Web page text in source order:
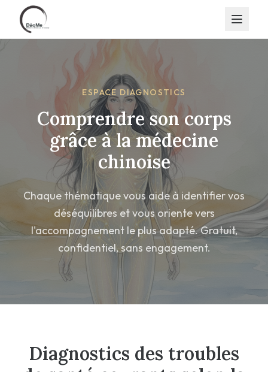
ESPACE DIAGNOSTICS
Comprendre son corps
grâce à la médecine
chinoise
Chaque thématique vous aide à identifier vos
déséquilibres et vous oriente vers
l'accompagnement le plus adapté. Gratuit,
confidentiel, sans engagement.
Diagnostics des troubles